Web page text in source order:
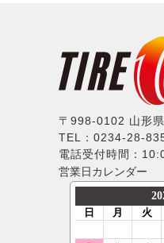
〒998-0102 山形
TEL：0234-28-
電話受付時間：
営業日カレンダー